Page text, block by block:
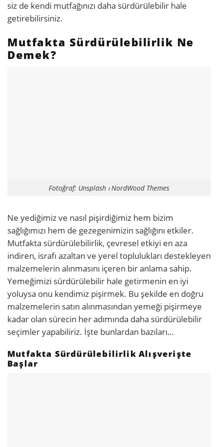
siz de kendi mutfağınızı daha sürdürülebilir hale
getirebilirsiniz.
Mutfakta Sürdürülebilirlik Ne
Demek?
Fotoğraf: Unsplash ⏐ NordWood Themes
Ne yediğimiz ve nasıl pişirdiğimiz hem bizim
sağlığımızı hem de gezegenimizin sağlığını etkiler.
Mutfakta sürdürülebilirlik, çevresel etkiyi en aza
indiren, israfı azaltan ve yerel toplulukları destekleyen
malzemelerin alınmasını içeren bir anlama sahip.
Yemeğimizi sürdürülebilir hale getirmenin en iyi
yoluysa onu kendimiz pişirmek. Bu şekilde en doğru
malzemelerin satın alınmasından yemeği pişirmeye
kadar olan sürecin her adımında daha sürdürülebilir
seçimler yapabiliriz. İşte bunlardan bazıları…
Mutfakta Sürdürülebilirlik Alışverişte
Başlar